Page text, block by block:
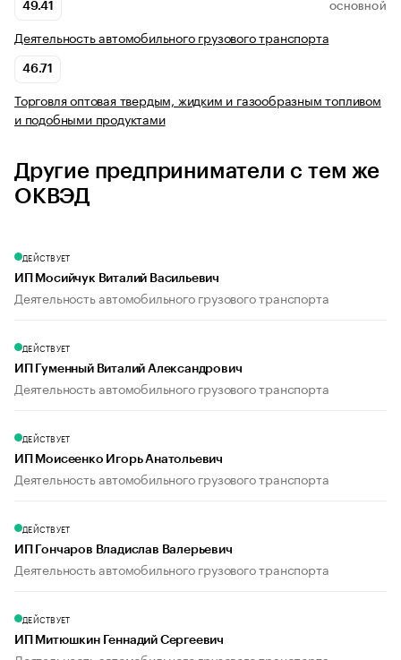
49.41 ОСНОВНОЙ
Деятельность автомобильного грузового транспорта
46.71
Торговля оптовая твердым, жидким и газообразным топливом
и подобными продуктами
Другие предприниматели с тем же
ОКВЭД
ДЕЙСТВУЕТ
ИП Мосийчук Виталий Васильевич
Деятельность автомобильного грузового транспорта
ДЕЙСТВУЕТ
ИП Гуменный Виталий Александрович
Деятельность автомобильного грузового транспорта
ДЕЙСТВУЕТ
ИП Моисеенко Игорь Анатольевич
Деятельность автомобильного грузового транспорта
ДЕЙСТВУЕТ
ИП Гончаров Владислав Валерьевич
Деятельность автомобильного грузового транспорта
ДЕЙСТВУЕТ
ИП Митюшкин Геннадий Сергеевич